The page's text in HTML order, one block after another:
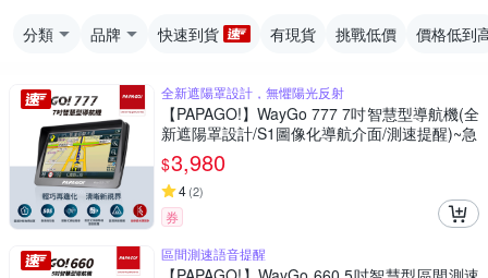
分類 品牌 快速到貨 有現貨 挑戰低價 價格低到
全新遮陽罩設計，無懼陽光反射
【PAPAGO!】WayGo 777 7吋智慧型導航機(全
新遮陽罩設計/S1圖像化導航介面/測速提醒)~急
$3,980
4(2)
券
區間測速語音提醒